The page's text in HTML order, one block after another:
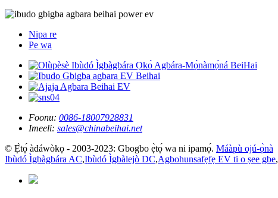
Nipa re
Pe wa
Foonu: 0086-18007928831
Imeeli: sales@chinabeihai.net
© Ẹ̀tọ́ àdáwòkọ - 2003-2023: Gbogbo ẹ̀tọ́ wa ni ipamọ́. Máàpù ojú-ọ̀nà
Ibùdó Ìgbàgbára AC,Ibùdó Ìgbàlejò DC,Agbohunsafẹfẹ EV ti o ṣee gbe,